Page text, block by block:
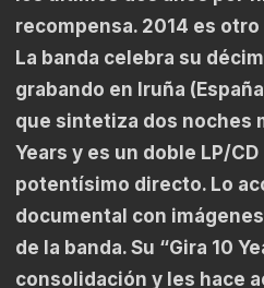
recompensa. 2014 es
La banda celebra su
grabando en Iruña
que sintetiza dos noches
Years y es un doble LP/
potentísimo directo. Lo
documental con
de la banda. Su “Gira 10
consolidación y les hace